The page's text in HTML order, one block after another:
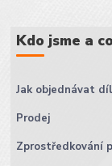
Kdo jsme a
Jak objednávat
Prodej
Zprostředkování